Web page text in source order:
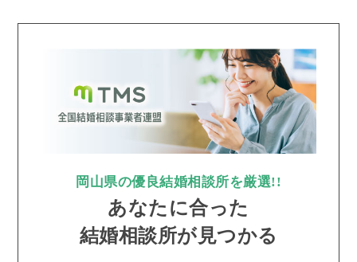
岡山県の優良結婚相談所を厳選!!
あなたに合った
結婚相談所が見つかる